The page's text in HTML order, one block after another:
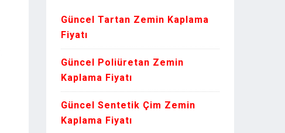
Güncel Tartan Zemin Kaplama
Fiyatı
Güncel Poliüretan Zemin
Kaplama Fiyatı
Güncel Sentetik Çim Zemin
Kaplama Fiyatı